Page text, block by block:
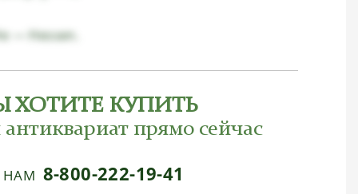
— Hessen.
ХОТИТЕ КУПИТЬ
прямо сейчас
НАМ 8-800-222-19-41